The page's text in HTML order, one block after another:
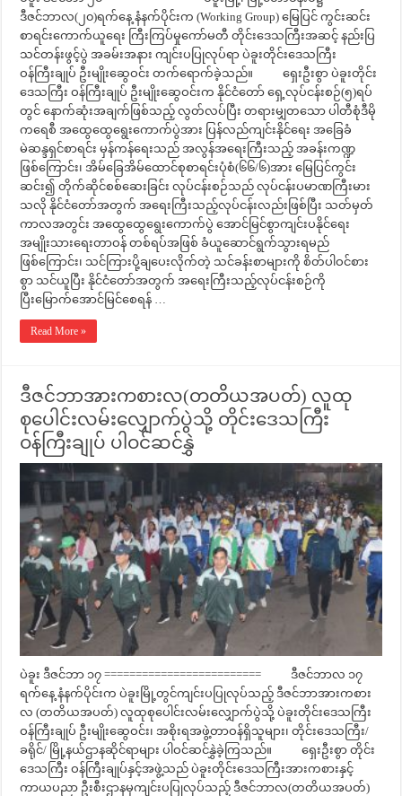
ဒီဇင်ဘာလ(၂၀)ရက်နေ့ နံနက်ပိုင်းက (Working Group) မြေပြင် ကွင်းဆင်း
စာရင်းကောက်ယူရေး ကြီးကြပ်မှုကော်မတီ တိုင်းဒေသကြီးအဆင့် နည်းပြ
သင်တန်းဖွင့်ပွဲ အခမ်းအနား ကျင်းပပြုလုပ်ရာ ပဲခူးတိုင်းဒေသကြီး
ဝန်ကြီးချုပ် ဦးမျိုးဆွေဝင်း တက်ရောက်ခဲ့သည်။ ရှေးဦးစွာ ပဲခူးတိုင်း
ဒေသကြီး ဝန်ကြီးချုပ် ဦးမျိုးဆွေဝင်းက နိုင်ငံတော် ရှေ့လုပ်ငန်းစဉ်(၅)ရပ်
တွင် နောက်ဆုံးအချက်ဖြစ်သည့် လွတ်လပ်ပြီး တရားမျှတသော ပါတီစုံဒီမို
ကရေစီ အထွေထွေရွေးကောက်ပွဲအား ပြန်လည်ကျင်းနိုင်ရေး အခြေခံ
မဲဆန္ဒရှင်စာရင်း မှန်ကန်ရေးသည် အလွန်အရေးကြီးသည့် အခန်းကဏ္ဍ
ဖြစ်ကြောင်း၊ အိမ်ခြေအိမ်ထောင်စုစာရင်းပုံစံ(၆၆/၆)အား မြေပြင်ကွင်း
ဆင်း၍ တိုက်ဆိုင်စစ်ဆေးခြင်း လုပ်ငန်းစဉ်သည် လုပ်ငန်းပမာဏကြီးမား
သလို နိုင်ငံတော်အတွက် အရေးကြီးသည့်လုပ်ငန်းလည်းဖြစ်ပြီး သတ်မှတ်
ကာလအတွင်း အထွေထွေရွေးကောက်ပွဲ အောင်မြင်စွာကျင်းပနိုင်ရေး
အမျိုးသားရေးတာဝန် တစ်ရပ်အဖြစ် ခံယူဆောင်ရွက်သွားရမည်
ဖြစ်ကြောင်း၊ သင်ကြားပို့ချပေးလိုက်တဲ့ သင်ခန်းစာများကို စိတ်ပါဝင်စား
စွာ သင်ယူပြီး နိုင်ငံတော်အတွက် အရေးကြီးသည့်လုပ်ငန်းစဉ်ကို
ပြီးမြောက်အောင်မြင်စေရန် …
Read More »
ဒီဇင်ဘာအားကစားလ(တတိယအပတ်) လူထု
စုပေါင်းလမ်းလျှောက်ပွဲသို့ တိုင်းဒေသကြီး
ဝန်ကြီးချုပ် ပါဝင်ဆင်နွှဲ
ပဲခူး ဒီဇင်ဘာ ၁၇ ========================= ဒီဇင်ဘာလ ၁၇
ရက်နေ့ နံနက်ပိုင်းက ပဲခူးမြို့တွင်ကျင်းပပြုလုပ်သည့် ဒီဇင်ဘာအားကစား
လ (တတိယအပတ်) လူထုစုပေါင်းလမ်းလျှောက်ပွဲသို့ ပဲခူးတိုင်းဒေသကြီး
ဝန်ကြီးချုပ် ဦးမျိုးဆွေဝင်း၊ အစိုးရအဖွဲ့တာဝန်ရှိသူများ၊ တိုင်းဒေသကြီး/
ခရိုင်/ မြို့နယ်ဌာနဆိုင်ရာများ ပါဝင်ဆင်နွှဲခဲ့ကြသည်။ ရှေးဦးစွာ တိုင်း
ဒေသကြီး ဝန်ကြီးချုပ်နှင့်အဖွဲ့သည် ပဲခူးတိုင်းဒေသကြီးအားကစားနှင့်
ကာယပညာ ဦးစီးဌာနမှကျင်းပပြုလုပ်သည့် ဒီဇင်ဘာလ(တတိယအပတ်)